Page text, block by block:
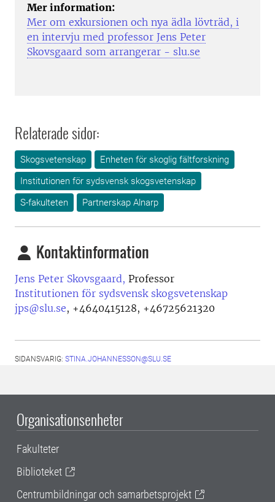
Mer information:
Mer om exkursionen och nya ädla lövträd, i
en intervju med professor Jens Peter
Skovsgaard som arrangerar - slu.se
Relaterade sidor:
Skogsvetenskap
Enheten för skoglig fältforskning
Institutionen för sydsvensk skogsvetenskap
S-fakulteten
Partnerskap Alnarp
Kontaktinformation
Jens Peter Skovsgaard, Professor
Institutionen för sydsvensk skogsvetenskap
jps@slu.se, +4640415128, +46725621320
SIDANSVARIG: STINA.JOHANNESSON@SLU.SE
Organisationsenheter
Fakulteter
Biblioteket
Centrumbildningar och samarbetsprojekt